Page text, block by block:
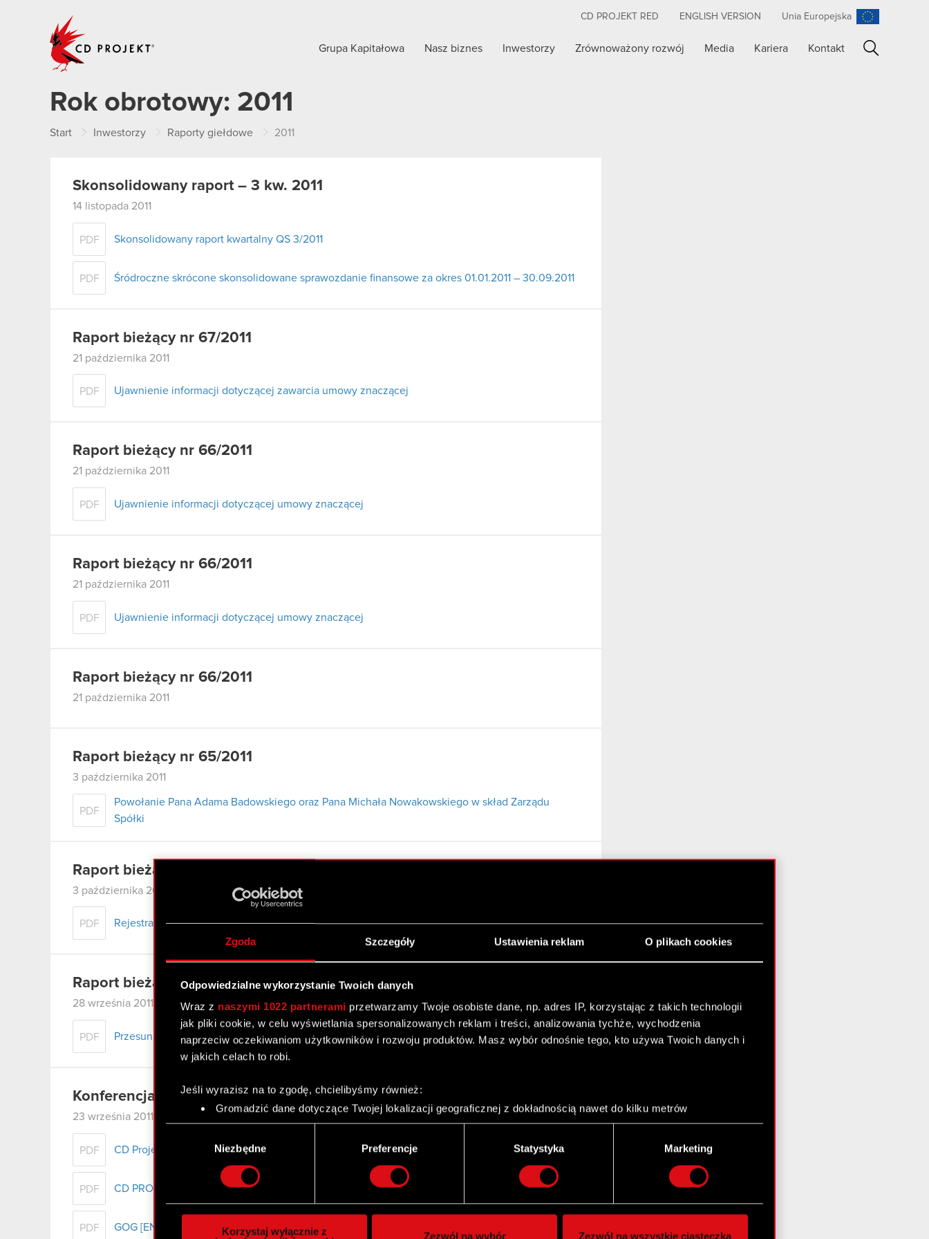
Zgoda Szczegóły Ustawienia reklam O plikach cookies
Odpowiedzialne wykorzystanie Twoich danych
Wraz z naszymi 1022 partnerami przetwarzamy Twoje osobiste dane, np. adres IP, korzystając z takich technologii
jak pliki cookie, w celu wyświetlania spersonalizowanych reklam i treści, analizowania tychże, wychodzenia
naprzeciw oczekiwaniom użytkowników i rozwoju produktów. Masz wybór odnośnie tego, kto używa Twoich danych i
w jakich celach to robi.
Jeśli wyrazisz na to zgodę, chcielibyśmy również:
Gromadzić dane dotyczące Twojej lokalizacji geograficznej z dokładnością nawet do kilku metrów
Identyfikować Twoje urządzenie, aktywnie analizując charakteryzującego je zbiory danych (fingerprinting,
Dowiedz się więcej odnośnie tego, jak Twoje osobiste dane są przetwarzane oraz ustaw własne preferencje w
szczegółów . W Deklaracji plików cookie możesz zmienić lub wycofać swoją zgodę w dowolnej chwili.
Wykorzystujemy pliki cookie do spersonalizowania treści i reklam, aby oferować funkcje społecznościowe i
Niezbędne Preferencje Statystyka Marketing
Korzystaj wyłącznie z
Zezwól na wybór Zezwól na wszystkie ciasteczka
CD PROJEKT RED ENGLISH VERSION Unia Europejska
Grupa Kapitałowa Nasz biznes Inwestorzy Zrównoważony rozwój Media Kariera Kontakt
Rok obrotowy: 2011
Start Inwestorzy Raporty giełdowe 2011
Skonsolidowany raport – 3 kw. 2011
14 listopada 2011
PDF Skonsolidowany raport kwartalny QS 3/2011
PDF Śródroczne skrócone skonsolidowane sprawozdanie finansowe za okres 01.01.2011 – 30.09.2011
Raport bieżący nr 67/2011
21 października 2011
PDF Ujawnienie informacji dotyczącej zawarcia umowy znaczącej
Raport bieżący nr 66/2011
21 października 2011
PDF Ujawnienie informacji dotyczącej umowy znaczącej
Raport bieżący nr 66/2011
21 października 2011
PDF Ujawnienie informacji dotyczącej umowy znaczącej
Raport bieżący nr 66/2011
21 października 2011
Raport bieżący nr 65/2011
3 października 2011
PDF
Powołanie Pana Adama Badowskiego oraz Pana Michała Nowakowskiego w skład Zarządu
Spółki
Raport bieżący nr 64/2011
3 października 2011
PDF Rejestracja połączenia CD Projekt RED S.A. ze spółką zależną CD Projekt Red z o.o.
Raport bieżący nr 63/2011
28 września 2011
PDF Przesunięcie terminu rozprawy w toczącym się postępowaniu spółki zależnej
Konferencja CD PROJEKT RED Jesień 2011
23 września 2011
PDF CD Projekt RED
PDF CD PROJEKT
PDF GOG [EN]